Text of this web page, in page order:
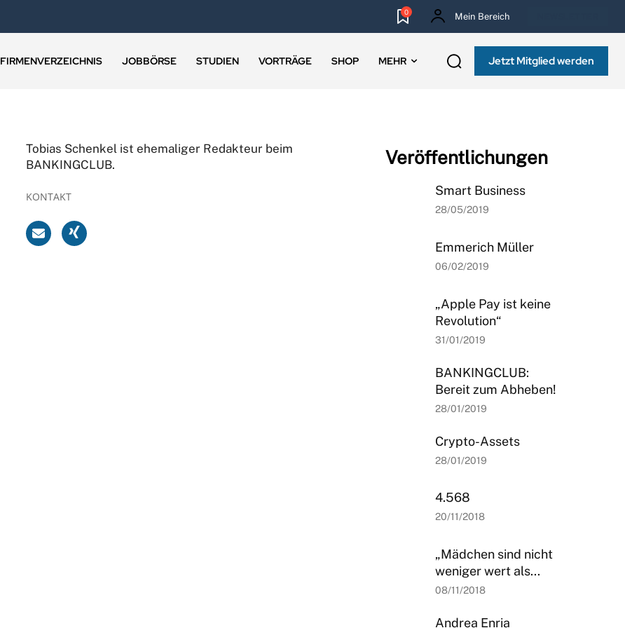
0 Mein Bereich
FIRMENVERZEICHNIS JOBBÖRSE STUDIEN VORTRÄGE SHOP MEHR Jetzt Mitglied werden
Tobias Schenkel ist ehemaliger Redakteur beim
BANKINGCLUB.
KONTAKT
Veröffentlichungen
Smart Business
28/05/2019
Emmerich Müller
06/02/2019
„Apple Pay ist keine
Revolution“
31/01/2019
BANKINGCLUB:
Bereit zum Abheben!
28/01/2019
Crypto-Assets
28/01/2019
4.568
20/11/2018
„Mädchen sind nicht
weniger wert als...
08/11/2018
Andrea Enria